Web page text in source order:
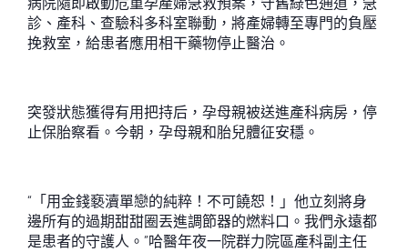
診、產科、查驗科多科室聯動，將產婦轉至專門的負壓
挽救室，給患者應用相干藥物停止醫治。
突發狀態獲得有用把持后，孕母親被送進產科病房，停
止保胎察看。今朝，孕母親和胎兒體征安穩。
“「用金錢褻瀆單戀的純粹！不可饒恕！」他立刻將身
邊所有的過期甜甜圈丟進調節器的燃料口。我們永遠都
是患者的守護人。”哈醫年夜一院群力院區產科副主任